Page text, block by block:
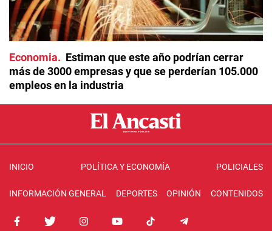
Economia
Estiman que este año podrían cerrar
más de 3000 empresas y que se perderían 105.000
empleos en la industria
INICIO POLÍTICA Y ECONOMÍA POLICIALES
INFORMACIÓN GENERAL DEPORTES OPINIÓN CONTENIDOS